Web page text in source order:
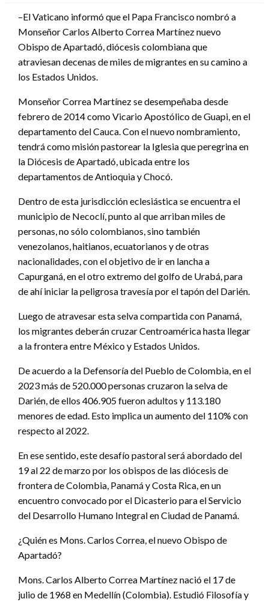
–El Vaticano informó que el Papa Francisco nombró a
Monseñor Carlos Alberto Correa Martínez nuevo
Obispo de Apartadó, diócesis colombiana que
atraviesan decenas de miles de migrantes en su camino a
los Estados Unidos.
Monseñor Correa Martínez se desempeñaba desde
febrero de 2014 como Vicario Apostólico de Guapi, en el
departamento del Cauca. Con el nuevo nombramiento,
tendrá como misión pastorear la Iglesia que peregrina en
la Diócesis de Apartadó, ubicada entre los
departamentos de Antioquia y Chocó.
Dentro de esta jurisdicción eclesiástica se encuentra el
municipio de Necoclí, punto al que arriban miles de
personas, no sólo colombianos, sino también
venezolanos, haitianos, ecuatorianos y de otras
nacionalidades, con el objetivo de ir en lancha a
Capurganá, en el otro extremo del golfo de Urabá, para
de ahí iniciar la peligrosa travesía por el tapón del Darién.
Luego de atravesar esta selva compartida con Panamá,
los migrantes deberán cruzar Centroamérica hasta llegar
a la frontera entre México y Estados Unidos.
De acuerdo a la Defensoría del Pueblo de Colombia, en el
2023 más de 520.000 personas cruzaron la selva de
Darién, de ellos 406.905 fueron adultos y 113.180
menores de edad. Esto implica un aumento del 110% con
respecto al 2022.
En ese sentido, este desafío pastoral será abordado del
19 al 22 de marzo por los obispos de las diócesis de
frontera de Colombia, Panamá y Costa Rica, en un
encuentro convocado por el Dicasterio para el Servicio
del Desarrollo Humano Integral en Ciudad de Panamá.
¿Quién es Mons. Carlos Correa, el nuevo Obispo de
Apartadó?
Mons. Carlos Alberto Correa Martínez nació el 17 de
julio de 1968 en Medellín (Colombia). Estudió Filosofía y